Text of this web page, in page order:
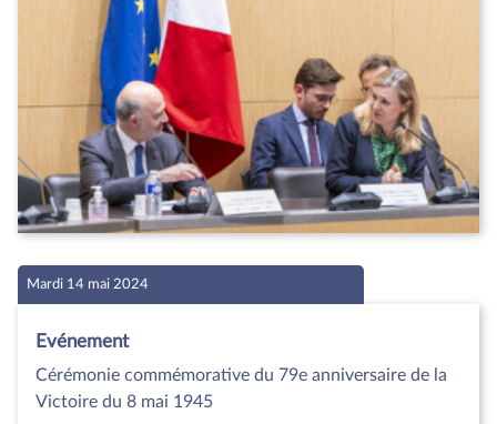
Mardi 14 mai 2024
Evénement
Cérémonie commémorative du 79e anniversaire de la
Victoire du 8 mai 1945